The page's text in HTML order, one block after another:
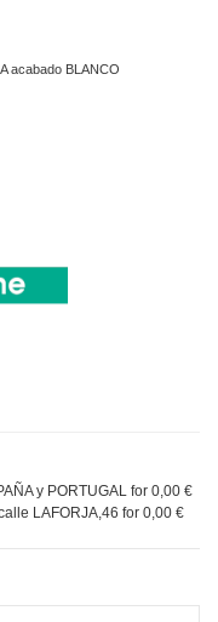
acabado BLANCO
y PORTUGAL for 0,00 €
LAFORJA,46 for 0,00 €